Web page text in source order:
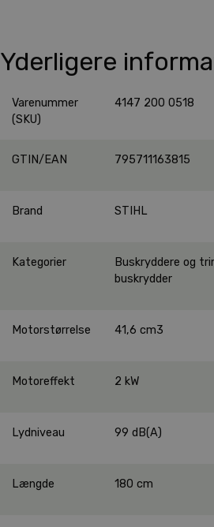
Yderligere
Varenummer
(SKU)
4147 200 0518
GTIN/EAN 795711163815
Brand STIHL
Kategorier Buskryddere og
buskrydder
Motorstørrelse 41,6 cm3
Motoreffekt 2 kW
Lydniveau 99 dB(A)
Længde 180 cm